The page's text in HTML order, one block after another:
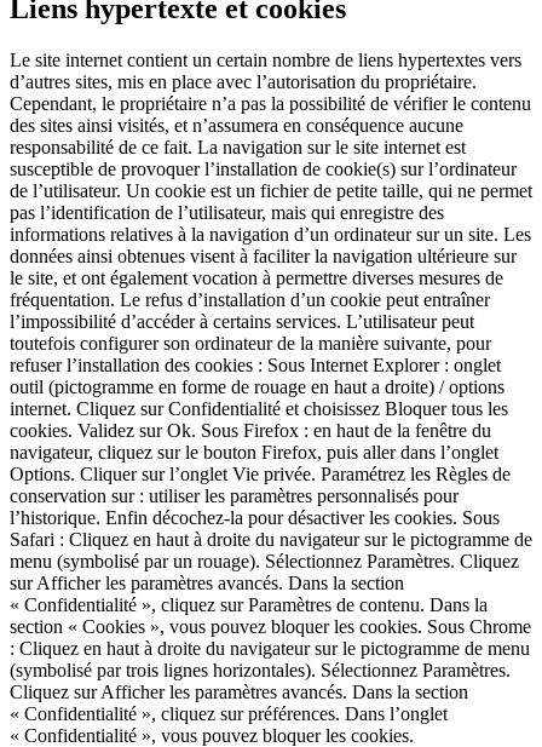
Liens hypertexte et cookies
Le site internet contient un certain nombre de liens hypertextes vers
d’autres sites, mis en place avec l’autorisation du propriétaire.
Cependant, le propriétaire n’a pas la possibilité de vérifier le contenu
des sites ainsi visités, et n’assumera en conséquence aucune
responsabilité de ce fait. La navigation sur le site internet est
susceptible de provoquer l’installation de cookie(s) sur l’ordinateur
de l’utilisateur. Un cookie est un fichier de petite taille, qui ne permet
pas l’identification de l’utilisateur, mais qui enregistre des
informations relatives à la navigation d’un ordinateur sur un site. Les
données ainsi obtenues visent à faciliter la navigation ultérieure sur
le site, et ont également vocation à permettre diverses mesures de
fréquentation. Le refus d’installation d’un cookie peut entraîner
l’impossibilité d’accéder à certains services. L’utilisateur peut
toutefois configurer son ordinateur de la manière suivante, pour
refuser l’installation des cookies : Sous Internet Explorer : onglet
outil (pictogramme en forme de rouage en haut a droite) / options
internet. Cliquez sur Confidentialité et choisissez Bloquer tous les
cookies. Validez sur Ok. Sous Firefox : en haut de la fenêtre du
navigateur, cliquez sur le bouton Firefox, puis aller dans l’onglet
Options. Cliquer sur l’onglet Vie privée. Paramétrez les Règles de
conservation sur : utiliser les paramètres personnalisés pour
l’historique. Enfin décochez-la pour désactiver les cookies. Sous
Safari : Cliquez en haut à droite du navigateur sur le pictogramme de
menu (symbolisé par un rouage). Sélectionnez Paramètres. Cliquez
sur Afficher les paramètres avancés. Dans la section
« Confidentialité », cliquez sur Paramètres de contenu. Dans la
section « Cookies », vous pouvez bloquer les cookies. Sous Chrome
: Cliquez en haut à droite du navigateur sur le pictogramme de menu
(symbolisé par trois lignes horizontales). Sélectionnez Paramètres.
Cliquez sur Afficher les paramètres avancés. Dans la section
« Confidentialité », cliquez sur préférences. Dans l’onglet
« Confidentialité », vous pouvez bloquer les cookies.